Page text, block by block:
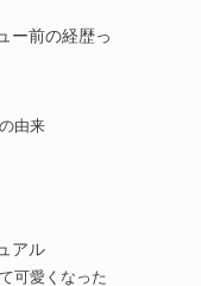
ー前の経歴っ
由来
アル
可愛くなった